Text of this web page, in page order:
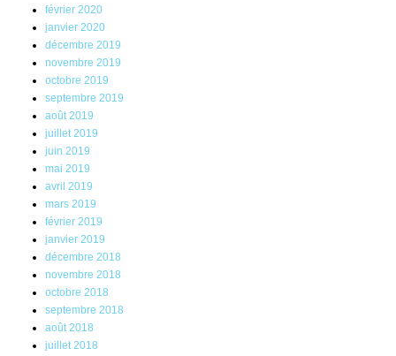
février 2020
janvier 2020
décembre 2019
novembre 2019
octobre 2019
septembre 2019
août 2019
juillet 2019
juin 2019
mai 2019
avril 2019
mars 2019
février 2019
janvier 2019
décembre 2018
novembre 2018
octobre 2018
septembre 2018
août 2018
juillet 2018